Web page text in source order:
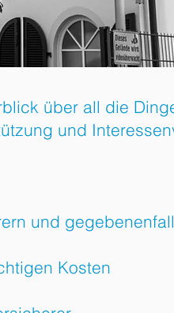
über all die
und
und
Kosten